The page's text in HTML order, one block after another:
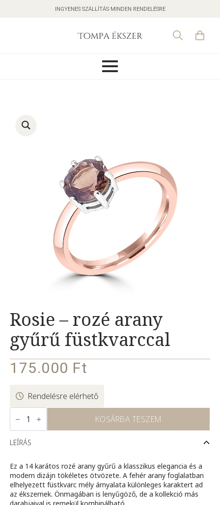
INGYENES SZÁLLÍTÁS MINDEN RENDELÉSRE
Rosie – rozé arany
gyűrű füstkvarccal
175.000 Ft
Rendelésre elérhető
Rosie
arany
gyűrű
KOSÁRBA TESZEM
LEÍRÁS
Ez a 14 karátos rozé arany gyűrű a klasszikus elegancia és a
modern dizájn tökéletes ötvözete. A fehér arany foglalatban
elhelyezett füstkvarc mély árnyalata különleges karaktert ad
az ékszernek. Önmagában is lenyűgöző, de a kollekció más